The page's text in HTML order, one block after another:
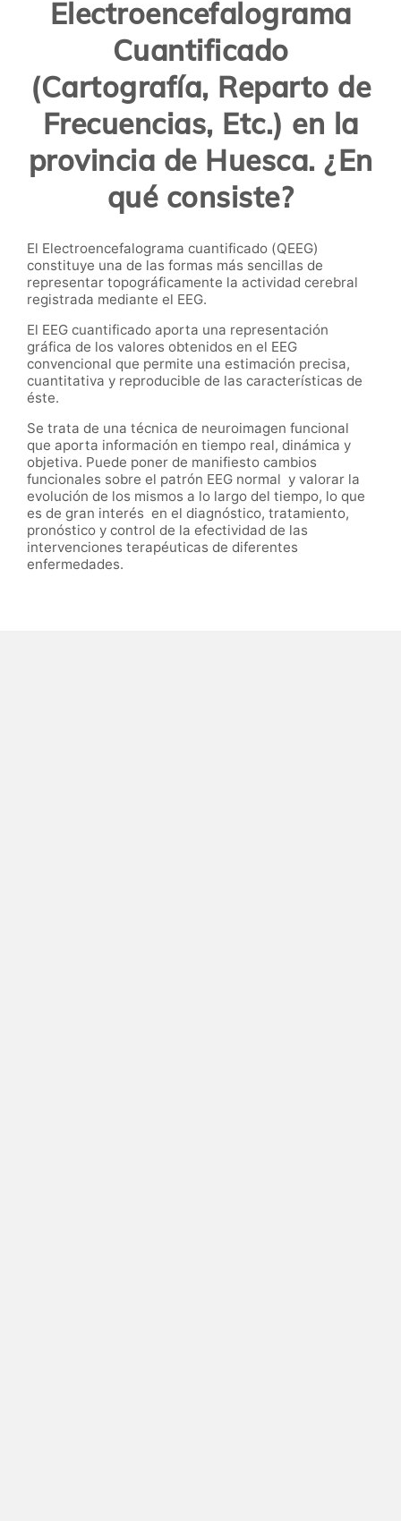
Electroencefalograma
Cuantificado
(Cartografía, Reparto de
Frecuencias, Etc.) en la
provincia de Huesca. ¿En
qué consiste?
El Electroencefalograma cuantificado (QEEG)
constituye una de las formas más sencillas de
representar topográficamente la actividad cerebral
registrada mediante el EEG.
El EEG cuantificado aporta una representación
gráfica de los valores obtenidos en el EEG
convencional que permite una estimación precisa,
cuantitativa y reproducible de las características de
éste.
Se trata de una técnica de neuroimagen funcional
que aporta información en tiempo real, dinámica y
objetiva. Puede poner de manifiesto cambios
funcionales sobre el patrón EEG normal y valorar la
evolución de los mismos a lo largo del tiempo, lo que
es de gran interés en el diagnóstico, tratamiento,
pronóstico y control de la efectividad de las
intervenciones terapéuticas de diferentes
enfermedades.